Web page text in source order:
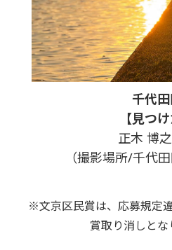
千代
【見つけ
正木 博
（撮影場所/千代
※文京区民賞は、応募規定
賞取り消しとな